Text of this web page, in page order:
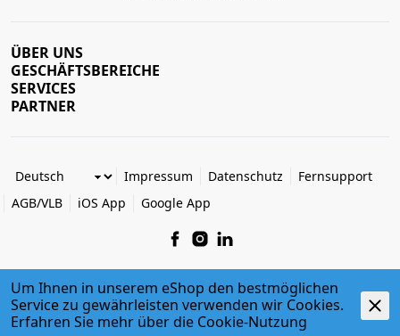
ÜBER UNS
GESCHÄFTSBEREICHE
SERVICES
PARTNER
Impressum Datenschutz
Fernsupport
AGB/VLB
iOS App Google App
© 2026 Egger + Co. AG
powered by polynorm
Um Ihnen in unserem eShop den bestmöglichen
Service zu gewährleisten verwenden wir Cookies.
Erfahren Sie mehr über die Cookie-Nutzung